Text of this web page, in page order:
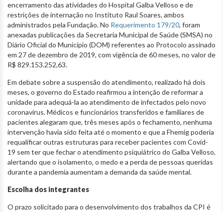
encerramento das atividades do Hospital Galba Velloso e de
restrições de internação no Instituto Raul Soares, ambos
administrados pela Fundação. No Requerimento 179/20, foram
anexadas publicações da Secretaria Municipal de Saúde (SMSA) no
Diário Oficial do Município (DOM) referentes ao Protocolo assinado
em 27 de dezembro de 2019, com vigência de 60 meses, no valor de
R$ 829.153.252,63.
Em debate sobre a suspensão do atendimento, realizado há dois
meses, o governo do Estado reafirmou a intenção de reformar a
unidade para adequá-la ao atendimento de infectados pelo novo
coronavírus. Médicos e funcionários transferidos e familiares de
pacientes alegaram que, três meses após o fechamento, nenhuma
intervenção havia sido feita até o momento e que a Fhemig poderia
requalificar outras estruturas para receber pacientes com Covid-
19 sem ter que fechar o atendimento psiquiátrico do Galba Velloso,
alertando que o isolamento, o medo e a perda de pessoas queridas
durante a pandemia aumentam a demanda da saúde mental.
Escolha dos integrantes
O prazo solicitado para o desenvolvimento dos trabalhos da CPI é